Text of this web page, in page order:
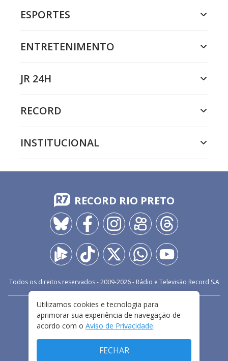
ESPORTES
ENTRETENIMENTO
JR 24H
RECORD
INSTITUCIONAL
RECORD RIO PRETO
Todos os direitos reservados - 2009-2026- Rádio e Televisão Record S.A
FALE CONOSCO
PRIVACIDADE
TERMOS E CONDIÇÕES DE USO
Utilizamos cookies e tecnologia para
aprimorar sua experiência de navegação de
acordo com o Aviso de Privacidade.
FECHAR